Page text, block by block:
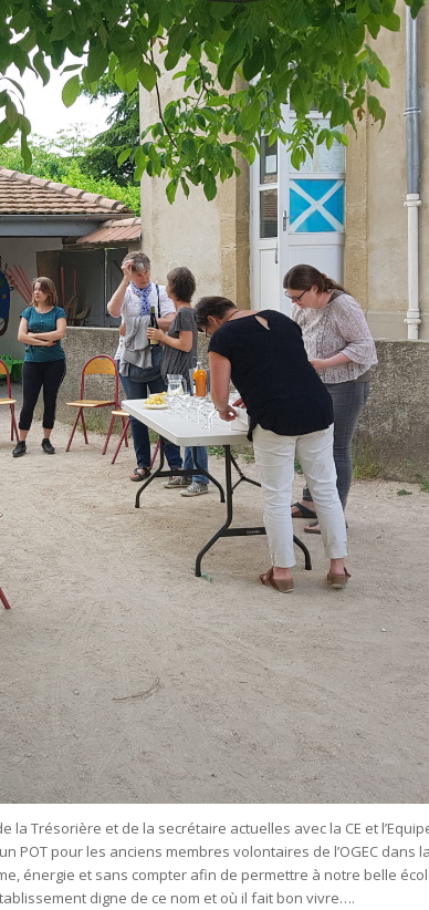
la Trésorière et de la secrétaire actuelles avec la CE et
POT pour les anciens membres volontaires de l’OGEC dans
énergie et sans compter afin de permettre à notre belle
digne de ce nom et où il fait bon vivre….